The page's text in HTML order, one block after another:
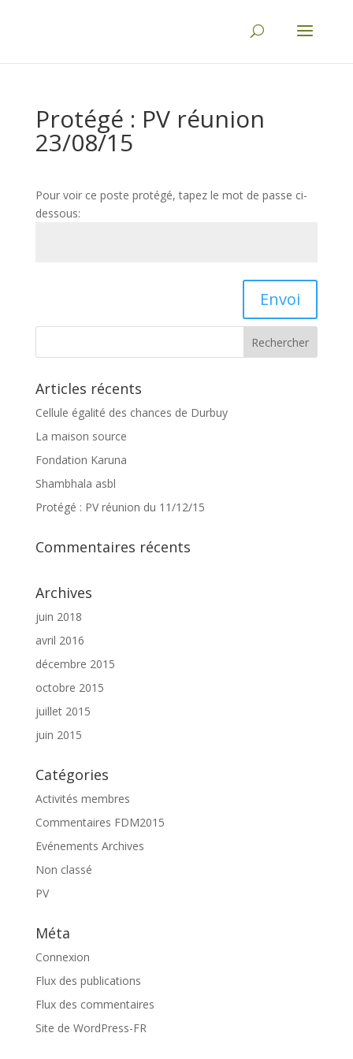
Protégé : PV réunion
23/08/15
Pour voir ce poste protégé, tapez le mot de passe ci-
dessous:
Envoi
Articles récents
Cellule égalité des chances de Durbuy
La maison source
Fondation Karuna
Shambhala asbl
Protégé : PV réunion du 11/12/15
Commentaires récents
Archives
juin 2018
avril 2016
décembre 2015
octobre 2015
juillet 2015
juin 2015
Catégories
Activités membres
Commentaires FDM2015
Evénements Archives
Non classé
PV
Méta
Connexion
Flux des publications
Flux des commentaires
Site de WordPress-FR